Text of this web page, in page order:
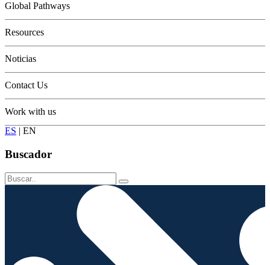
Youth
Adults
Seniors
Conservation
Global Pathways
Resources
Noticias
Contact Us
Work with us
ES | EN
Buscador